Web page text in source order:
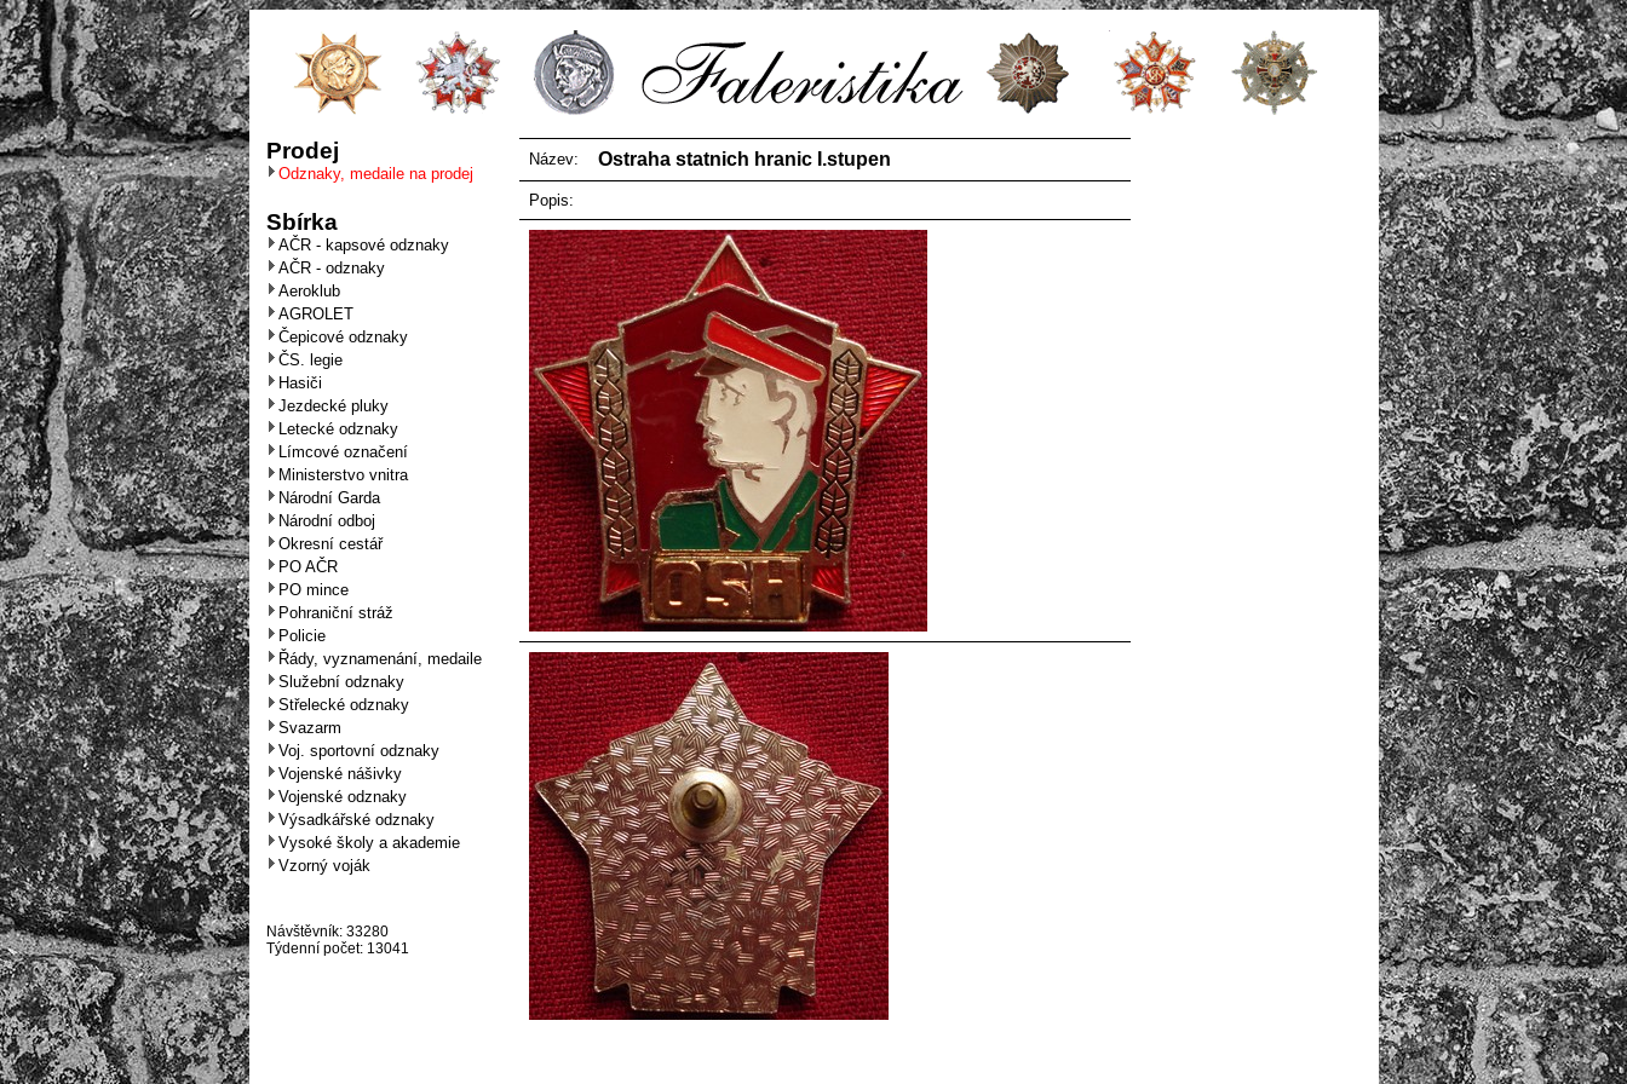
Prodej
Odznaky, medaile na prodej
Sbírka
AČR - kapsové odznaky
AČR - odznaky
Aeroklub
AGROLET
Čepicové odznaky
ČS. legie
Hasiči
Jezdecké pluky
Letecké odznaky
Límcové označení
Ministerstvo vnitra
Národní Garda
Národní odboj
Okresní cestář
PO AČR
PO mince
Pohraniční stráž
Policie
Řády, vyznamenání, medaile
Služební odznaky
Střelecké odznaky
Svazarm
Voj. sportovní odznaky
Vojenské nášivky
Vojenské odznaky
Výsadkářské odznaky
Vysoké školy a akademie
Vzorný voják
Návštěvník: 33280
Týdenní počet: 13041
Název: Ostraha statnich hranic I.stupen
Popis: